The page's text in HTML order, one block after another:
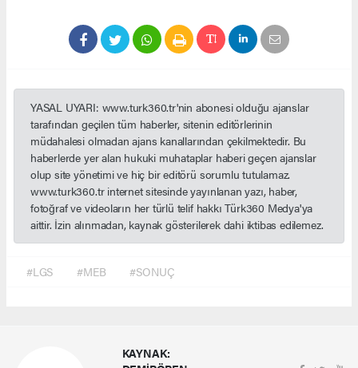
YASAL UYARI: www.turk360.tr'nin abonesi olduğu ajanslar
tarafından geçilen tüm haberler, sitenin editörlerinin
müdahalesi olmadan ajans kanallarından çekilmektedir. Bu
haberlerde yer alan hukuki muhataplar haberi geçen ajanslar
olup site yönetimi ve hiç bir editörü sorumlu tutulamaz.
www.turk360.tr internet sitesinde yayınlanan yazı, haber,
fotoğraf ve videoların her türlü telif hakkı Türk360 Medya'ya
aittir. İzin alınmadan, kaynak gösterilerek dahi iktibas edilemez.
#LGS #MEB #SONUÇ
KAYNAK: